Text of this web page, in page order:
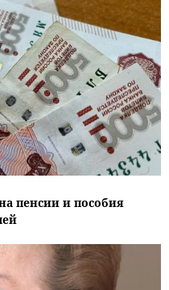
пенсии и пособия